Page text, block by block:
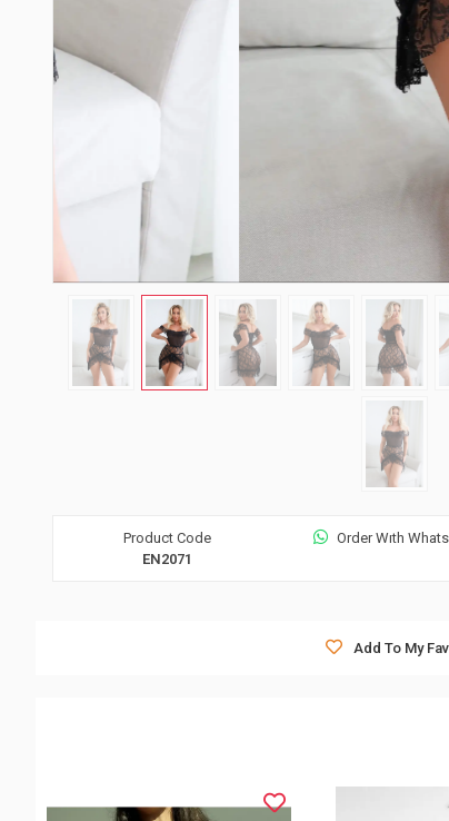
Product Code
EN2071
Order Wıth
Add To My